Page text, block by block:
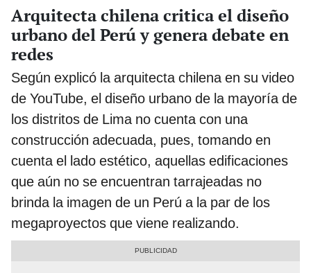
Arquitecta chilena critica el diseño
urbano del Perú y genera debate en
redes
Según explicó la arquitecta chilena en su video
de YouTube, el diseño urbano de la mayoría de
los distritos de Lima no cuenta con una
construcción adecuada, pues, tomando en
cuenta el lado estético, aquellas edificaciones
que aún no se encuentran tarrajeadas no
brinda la imagen de un Perú a la par de los
megaproyectos que viene realizando.